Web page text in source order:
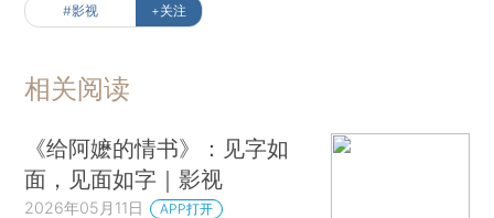
#影视 +关注
相关阅读
《给阿嬷的情书》：见字如
面，见面如字｜影视
2026年05月11日 APP打开